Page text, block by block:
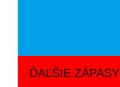
ĎAĽŠIE ZÁPASY